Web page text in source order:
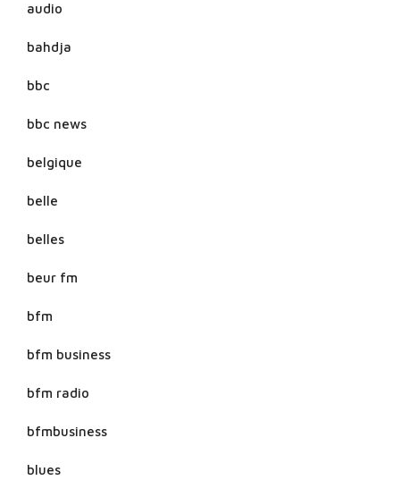
audio
bahdja
bbc
bbc news
belgique
belle
belles
beur fm
bfm
bfm business
bfm radio
bfmbusiness
blues